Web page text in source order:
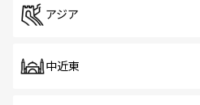
アジア
中近東